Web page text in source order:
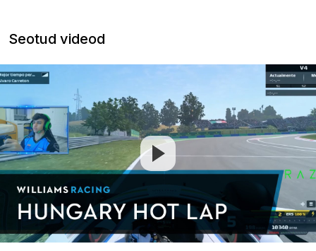
Seotud videod